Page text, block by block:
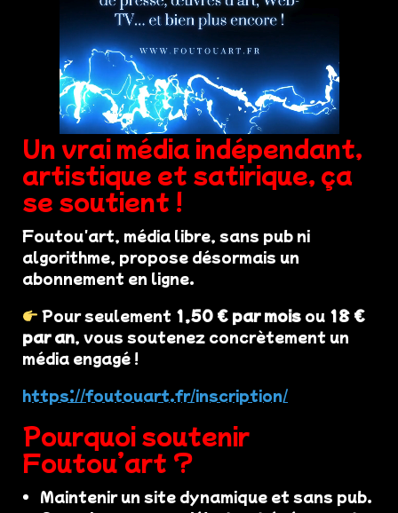
Un vrai média indépendant,
artistique et satirique, ça
se soutient !
Foutou'art, média libre, sans pub ni
algorithme, propose désormais un
abonnement en ligne.
Pour seulement 1,50 € par mois ou 18 €
par an, vous soutenez concrètement un
média engagé !
https://foutouart.fr/inscription/
Pourquoi soutenir
Foutou’art ?
Maintenir un site dynamique et sans pub.